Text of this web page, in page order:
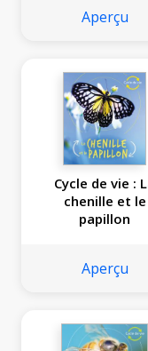
Aperçu
Cycle de vie :
chenille et le
papillon
Aperçu